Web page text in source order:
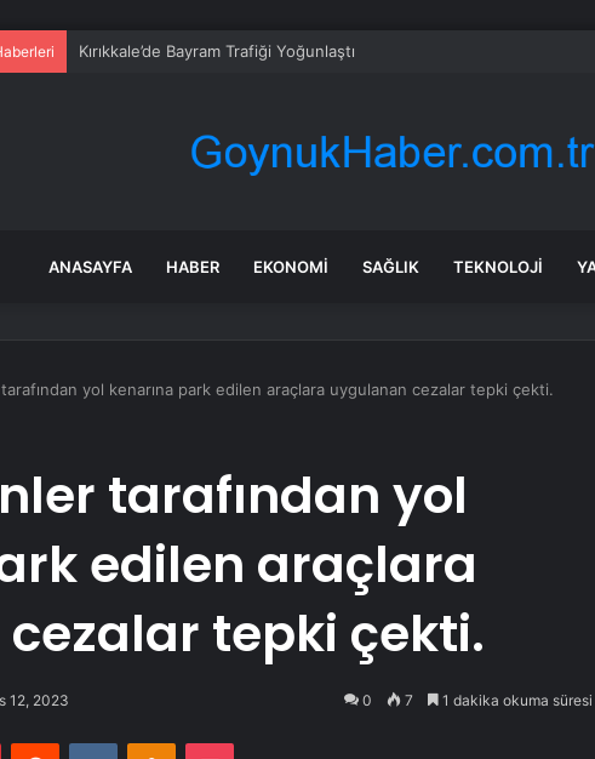
Kırıkkale’de Bayram Trafiği Yoğunlaştı
ANASAYFA HABER EKONOMI SAĞLIK TEKNOLOJI
yol kenarına park edilen araçlara uygulanan cezalar tepki çekti.
tarafından yol
edilen araçlara
tepki çekti.
12, 2023 0 7 1 dakika okuma süresi
PinterestReddit VKontakteOdnoklassniki
Pocket